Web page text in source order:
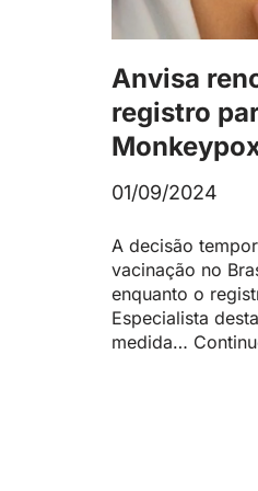
Anvisa
registro
01/09/2024
A decisão
vacinação no
enquanto o
Especialista
medida…